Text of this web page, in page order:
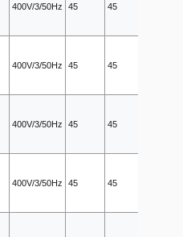
400V/3/50Hz 45 45
400V/3/50Hz 45 45
400V/3/50Hz 45 45
400V/3/50Hz 45 45